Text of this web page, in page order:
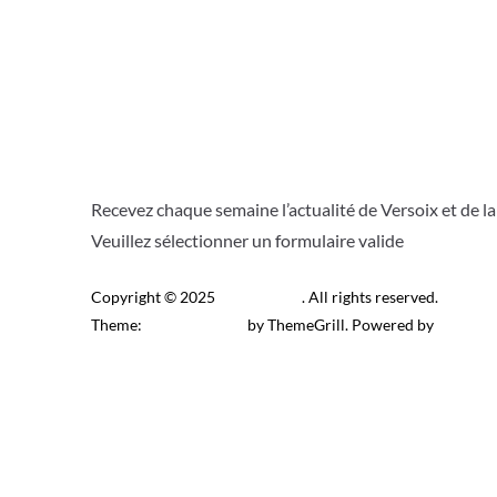
Recevez chaque semaine l’actualité de Versoix et
Veuillez sélectionner un formulaire valide
Copyright © 2025
. All rights reserved.
Theme:
by ThemeGrill. Powered by